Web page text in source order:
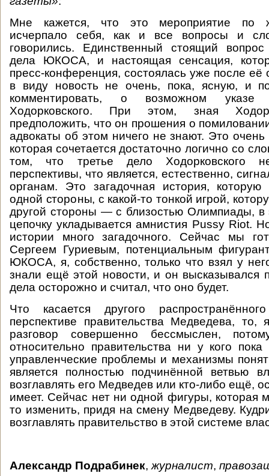
Мне кажется, что это мероприятие по
исчерпало себя, как и все вопросы и
говорились. Единственный стоящий вопрос
дела ЮКОСА, и настоящая сенсация,
пресс-конференция, состоялась уже после
в виду новость не очень, пока, ясную, и
комментировать, о возможном указе
Ходорковского. При этом, зная
предположить, что он прошения о
адвокаты об этом ничего не знают. Это очень
которая сочетается достаточно логично со
том, что третье дело Ходорковского
перспективы, что является, естественно,
органам. Это загадочная история,
одной стороны, с какой-то тонкой игрой,
другой стороны — с близостью Олимпиады, в
цепочку укладывается амнистия Pussy Riot.
истории много загадочного. Сейчас мы
Сергеем Гуриевым, потенциальным
ЮКОСА, я, собственно, только что взял у
знали ещё этой новости, и он высказывался
дела осторожно и считал, что оно будет.
Что касается другого
перспективе правительства Медведева,
разговор совершенно бессмыслен,
относительно правительства ни у кого
управленческие проблемы и механизмы
является полностью подчинённой ветвью
возглавлять его Медведев или кто-либо ещё,
имеет. Сейчас нет ни одной фигуры, которая
то изменить, придя на смену Медведеву.
возглавлять правительство в этой системе
Александр Подрабинек, журналист,